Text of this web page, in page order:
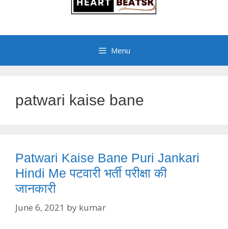
Menu
patwari kaise bane
Patwari Kaise Bane Puri Jankari
Hindi Me पटवारी भर्ती परीक्षा की
जानकारी
June 6, 2021 by kumar